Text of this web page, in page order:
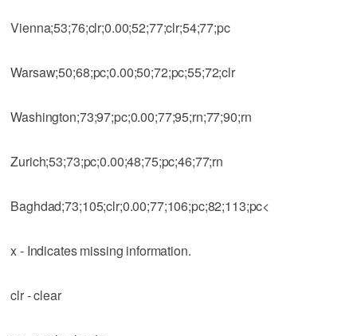
Vienna;53;76;clr;0.00;52;77;clr;54;77;pc
Warsaw;50;68;pc;0.00;50;72;pc;55;72;clr
Washington;73;97;pc;0.00;77;95;rn;77;90;rn
Zurich;53;73;pc;0.00;48;75;pc;46;77;rn
Baghdad;73;105;clr;0.00;77;106;pc;82;113;pc<
x - Indicates missing information.
clr - clear